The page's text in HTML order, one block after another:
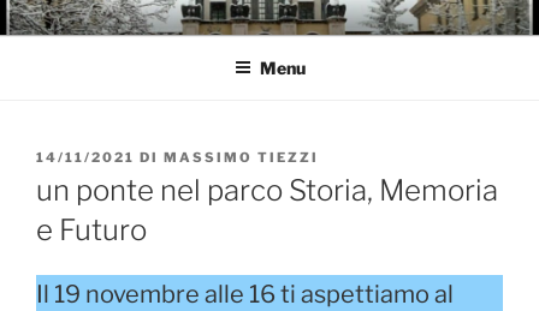
Salta
al
GARBATELLA
Un Blog sul quartiere della Garbatella
Menu
PUBBLICATO
14/11/2021 DI MASSIMO TIEZZI
un ponte nel parco Storia, Memoria
e Futuro
Il 19 novembre alle 16 ti aspettiamo al